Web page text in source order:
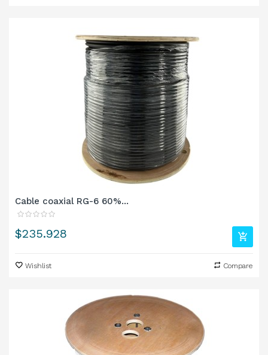
Cable coaxial RG-6 60%...
Precio
$235.928
Wishlist Compare